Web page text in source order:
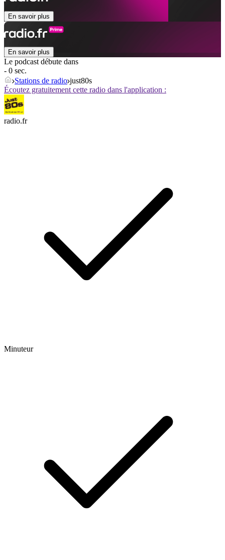
En savoir plus
En savoir plus
Le podcast débute dans
- 0 sec.
Stations de radio just80s
Écoutez gratuitement cette radio dans l'application :
radio.fr
Minuteur